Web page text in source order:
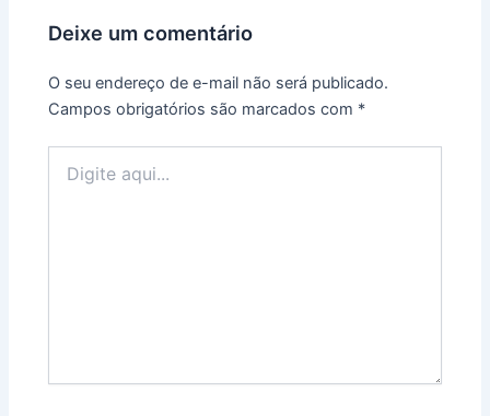
Deixe um comentário
O seu endereço de e-mail não será publicado.
Campos obrigatórios são marcados com *
aqui...